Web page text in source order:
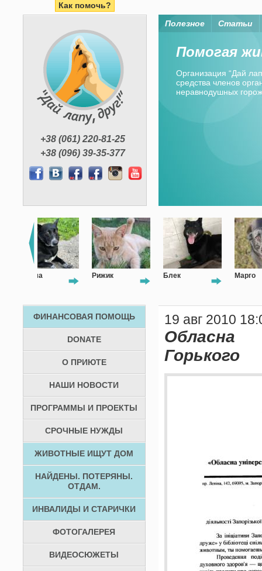
Как помочь?
+38 (061) 220-81-25
+38 (096) 39-35-377
Полезное Статьи
Помогая
Организация “Дай
средства членов
неравнодушных
ФИНАНСОВАЯ ПОМОЩЬ
DONATE
О ПРИЮТЕ
НАШИ НОВОСТИ
ПРОГРАММЫ И ПРОЕКТЫ
СРОЧНЫЕ НУЖДЫ
ЖИВОТНЫЕ ИЩУТ ДОМ
НАЙДЕНЫ. ПОТЕРЯНЫ.
ОТДАМ.
ИНВАЛИДЫ И СТАРИЧКИ
ФОТОГАЛЕРЕЯ
ВИДЕОСЮЖЕТЫ
19 авг 2010
Обласна
Горького